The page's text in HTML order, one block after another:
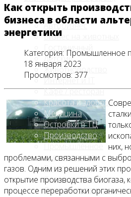
Автобизнес
Бизнес на животных
Гостиничный
Детские
Животноводство
Интернет и IT
Кафе / ресторан
Красота и здоровье
Медицина
Островки в ТЦ
Производство
Промышленное
производство
Развлечения
Сельское хозяйство
Строительство, ремонт
Как открыть
бизнеса в области
энергетики
Категория: Промышленное
18 января 2023
Просмотров: 377
них,
проблемами, связанными с
газов. Одним из решений этих
открытие производства биогаза,
процессе переработки